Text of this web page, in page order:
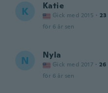
K Katie
Gick med 2015 · 23
för 6 år sen
N Nyla
Gick med 2017 · 26
för 6 år sen